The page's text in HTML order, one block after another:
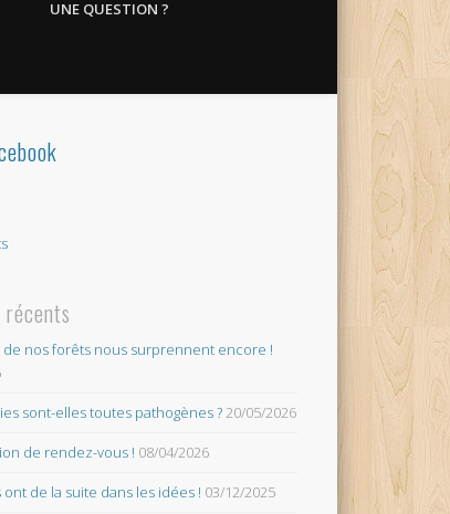
UNE QUESTION ?
de nos forêts nous surprennent encore !
sont-elles toutes pathogènes ?20/05/2026
de rendez-vous ! 08/04/2026
ont de la suite dans les idées ! 03/12/2025